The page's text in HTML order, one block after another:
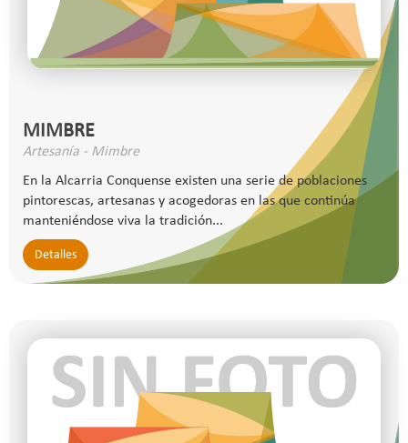
MIMBRE
Artesanía - Mimbre
En la Alcarria Conquense existen una serie de poblaciones
pintorescas, artesanas y acogedoras en las que continúa
manteniéndose viva la tradición...
Detalles